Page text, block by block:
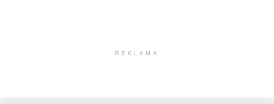
REKLAMA